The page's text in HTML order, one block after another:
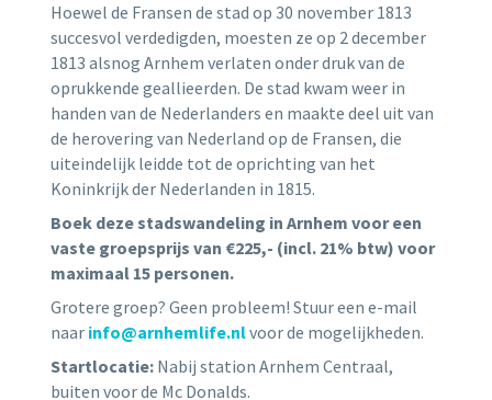
Hoewel de Fransen de stad op 30 november 1813
succesvol verdedigden, moesten ze op 2 december
1813 alsnog Arnhem verlaten onder druk van de
oprukkende geallieerden. De stad kwam weer in
handen van de Nederlanders en maakte deel uit van
de herovering van Nederland op de Fransen, die
uiteindelijk leidde tot de oprichting van het
Koninkrijk der Nederlanden in 1815.
Boek deze stadswandeling in Arnhem voor een
vaste groepsprijs van €225,- (incl. 21% btw) voor
maximaal 15 personen.
Grotere groep? Geen probleem! Stuur een e-mail
naar info@arnhemlife.nlvoor de mogelijkheden.
Startlocatie: Nabij station Arnhem Centraal,
buiten voor de Mc Donalds.